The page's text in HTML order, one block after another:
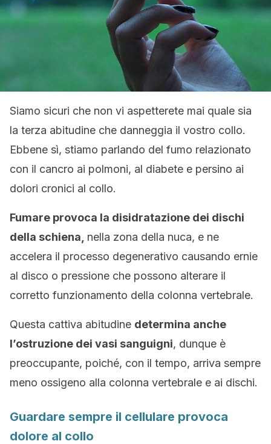
Siamo sicuri che non vi aspetterete mai quale sia
la terza abitudine che danneggia il vostro collo.
Ebbene sì, stiamo parlando del fumo relazionato
con il cancro ai polmoni, al diabete e persino ai
dolori cronici al collo.
Fumare provoca la disidratazione dei dischi
della schiena, nella zona della nuca, e ne
accelera il processo degenerativo causando ernie
al disco o pressione che possono alterare il
corretto funzionamento della colonna vertebrale.
Questa cattiva abitudine determina anche
l’ostruzione dei vasi sanguigni, dunque è
preoccupante, poiché, con il tempo, arriva sempre
meno ossigeno alla colonna vertebrale e ai dischi.
Guardare sempre il cellulare provoca
dolore al collo